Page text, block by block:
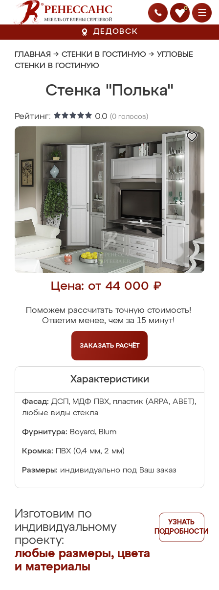
0
ДЕДОВСК
ГЛАВНАЯ → СТЕНКИ В ГОСТИНУЮ → УГЛОВЫЕ
СТЕНКИ В ГОСТИНУЮ
Стенка "Полька"
Рейтинг: 0.0 (0 голосов)
Цена: от 44 000 ₽
Поможем рассчитать точную стоимость!
Ответим менее, чем за 15 минут!
ЗАКАЗАТЬ РАСЧЁТ
Характеристики
Фасад: ДСП, МДФ ПВХ, пластик (ARPA, ABET),
любые виды стекла
Фурнитура: Boyard, Blum
Кромка: ПВХ (0,4 мм, 2 мм)
Размеры: индивидуально под Ваш заказ
Изготовим по
индивидуальному
проекту:
любые размеры, цвета
и материалы
УЗНАТЬ
ПОДРОБНОСТИ